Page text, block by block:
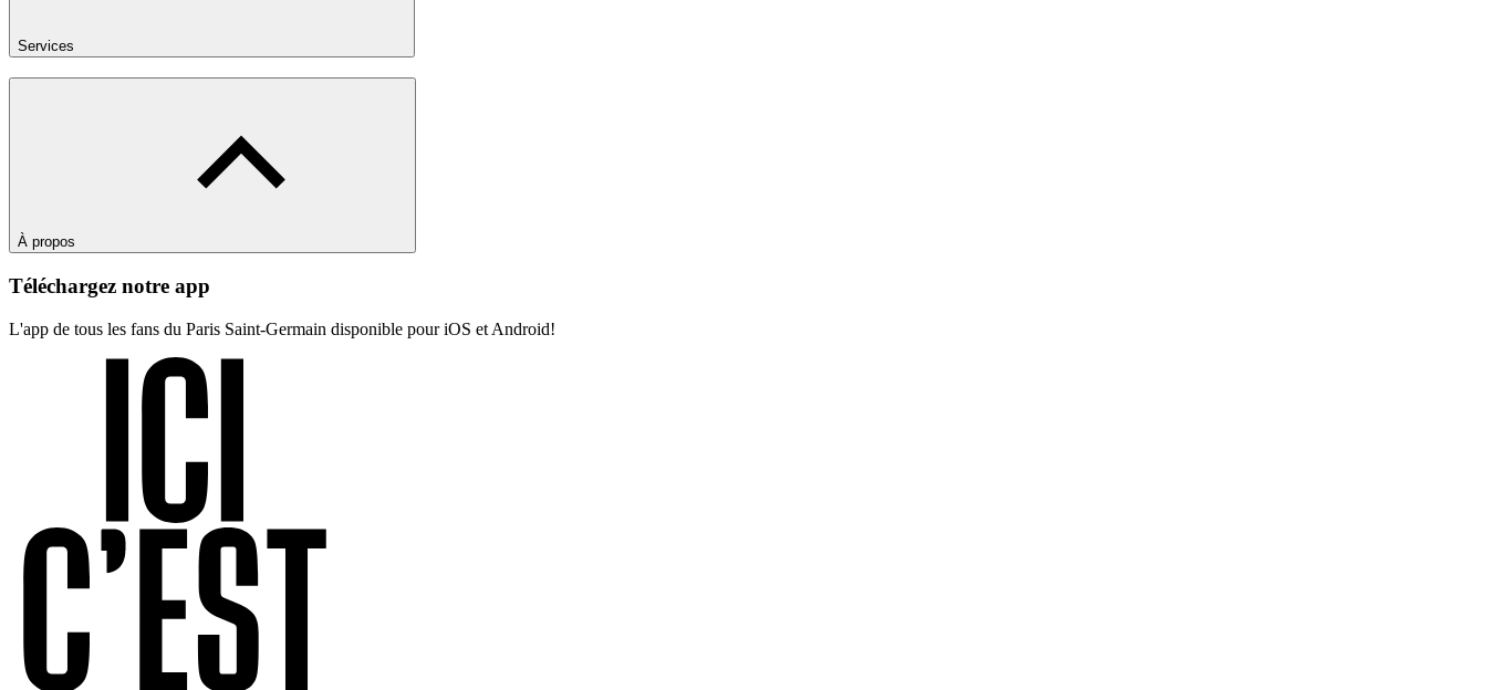
Services
À propos
Téléchargez notre app
L'app de tous les fans du Paris Saint-Germain disponible pour iOS et Android!